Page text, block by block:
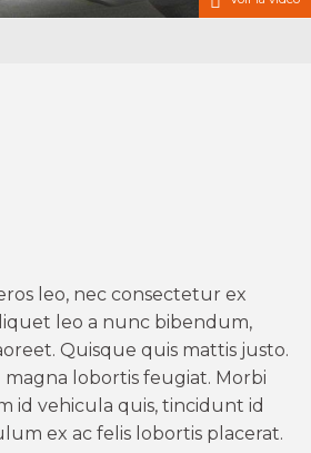
aux favoris
leo, nec consectetur ex
leo a nunc bibendum,
Quisque quis mattis justo.
lobortis feugiat. Morbi
id vehicula quis, tincidunt id
ex ac felis lobortis placerat.